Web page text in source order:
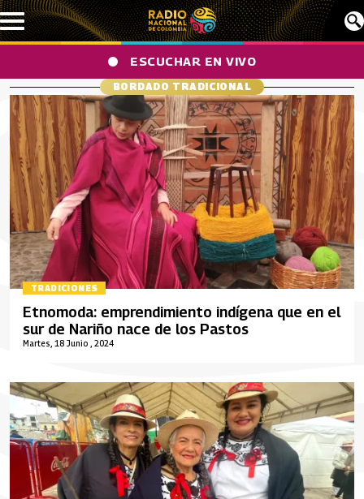
Pasar al contenido principal
ESCUCHAR EN VIVO
BORDADO TRADICIONAL
TRADICIONES
Martes, 18 Junio , 2024
Etnomoda: emprendimiento indígena que en el
sur de Nariño nace de los Pastos